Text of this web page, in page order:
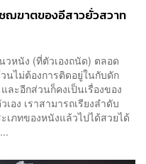
ฆาตของอีสาวยั่วสวาท
วหนัง (ที่ตัวเองถนัด) ตลอด
นไม่ต้องการติดอยู่ในกับดัก
ะอีกส่วนก็คงเป็นเรื่องของ
อง เราสามารถเรียงลำดับ
เภทของหนังแล้วไปได้สวยได้